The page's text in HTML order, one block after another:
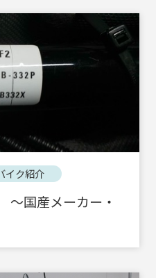
イク紹介
国産メーカー・